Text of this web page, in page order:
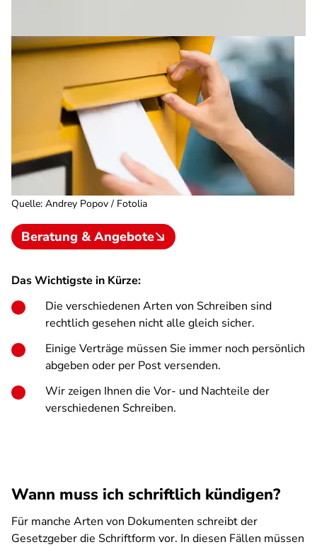
Quelle: Andrey Popov / Fotolia
Beratung & Angebote
Das Wichtigste in Kürze:
Die verschiedenen Arten von Schreiben sind
rechtlich gesehen nicht alle gleich sicher.
Einige Verträge müssen Sie immer noch persönlich
abgeben oder per Post versenden.
Wir zeigen Ihnen die Vor- und Nachteile der
verschiedenen Schreiben.
Wann muss ich schriftlich kündigen?
Für manche Arten von Dokumenten schreibt der
Gesetzgeber die Schriftform vor. In diesen Fällen müssen